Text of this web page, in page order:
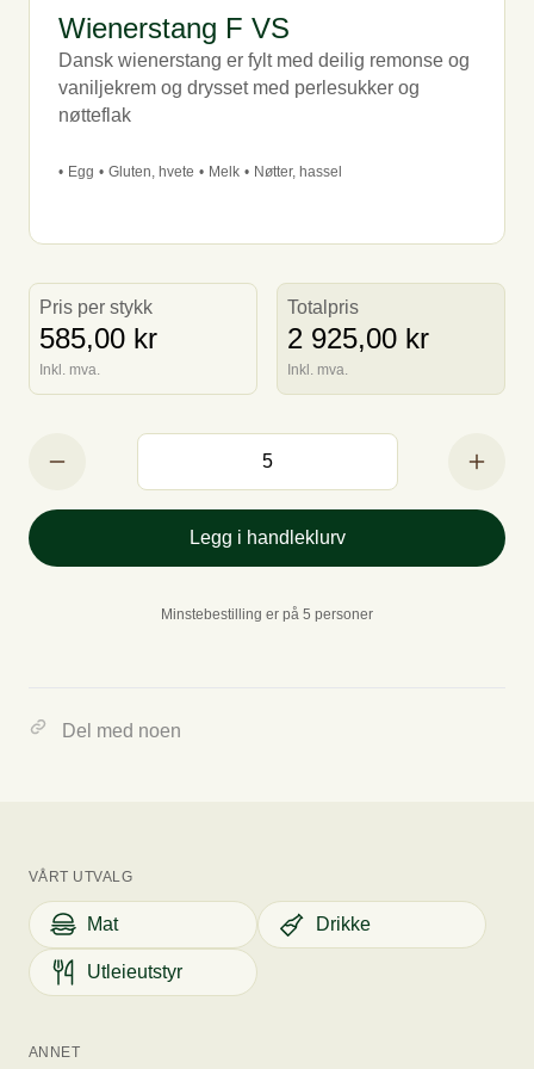
Wienerstang F VS
Dansk wienerstang er fylt med deilig remonse og
vaniljekrem og drysset med perlesukker og
nøtteflak
• Egg • Gluten, hvete • Melk • Nøtter, hassel
Pris per stykk
585,00 kr
Inkl. mva.
Totalpris
2 925,00 kr
Inkl. mva.
Legg i handleklurv
Minstebestilling er på 5 personer
Del med noen
VÅRT UTVALG
Mat Drikke
Utleieutstyr
ANNET